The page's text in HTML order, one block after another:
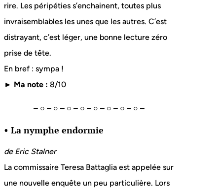
rire. Les péripéties s’enchainent, toutes plus
invraisemblables les unes que les autres. C’est
distrayant, c’est léger, une bonne lecture zéro
prise de tête.
En bref : sympa !
► Ma note : 8/10
– ○ – ○ – ○ – ○ – ○ – ○ – ○ – ○ –
• La nymphe endormie
de Eric Stalner
La commissaire Teresa Battaglia est appelée sur
une nouvelle enquête un peu particulière. Lors